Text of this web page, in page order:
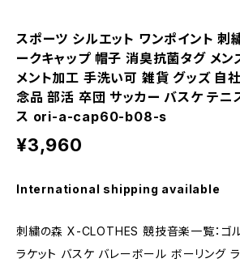
スポーツ シルエット ワンポイント 刺
ークキャップ 帽子 消臭抗菌タグ メン
メント加工 手洗い可 雑貨 グッズ 自
念品 部活 卒団 サッカー バスケ テニ
ス ori-a-cap60-b08-s
¥3,960
International shipping available
刺繍の森 X-CLOTHES 競技音楽一覧：ゴ
ラケット バスケ バレーボール ボーリング